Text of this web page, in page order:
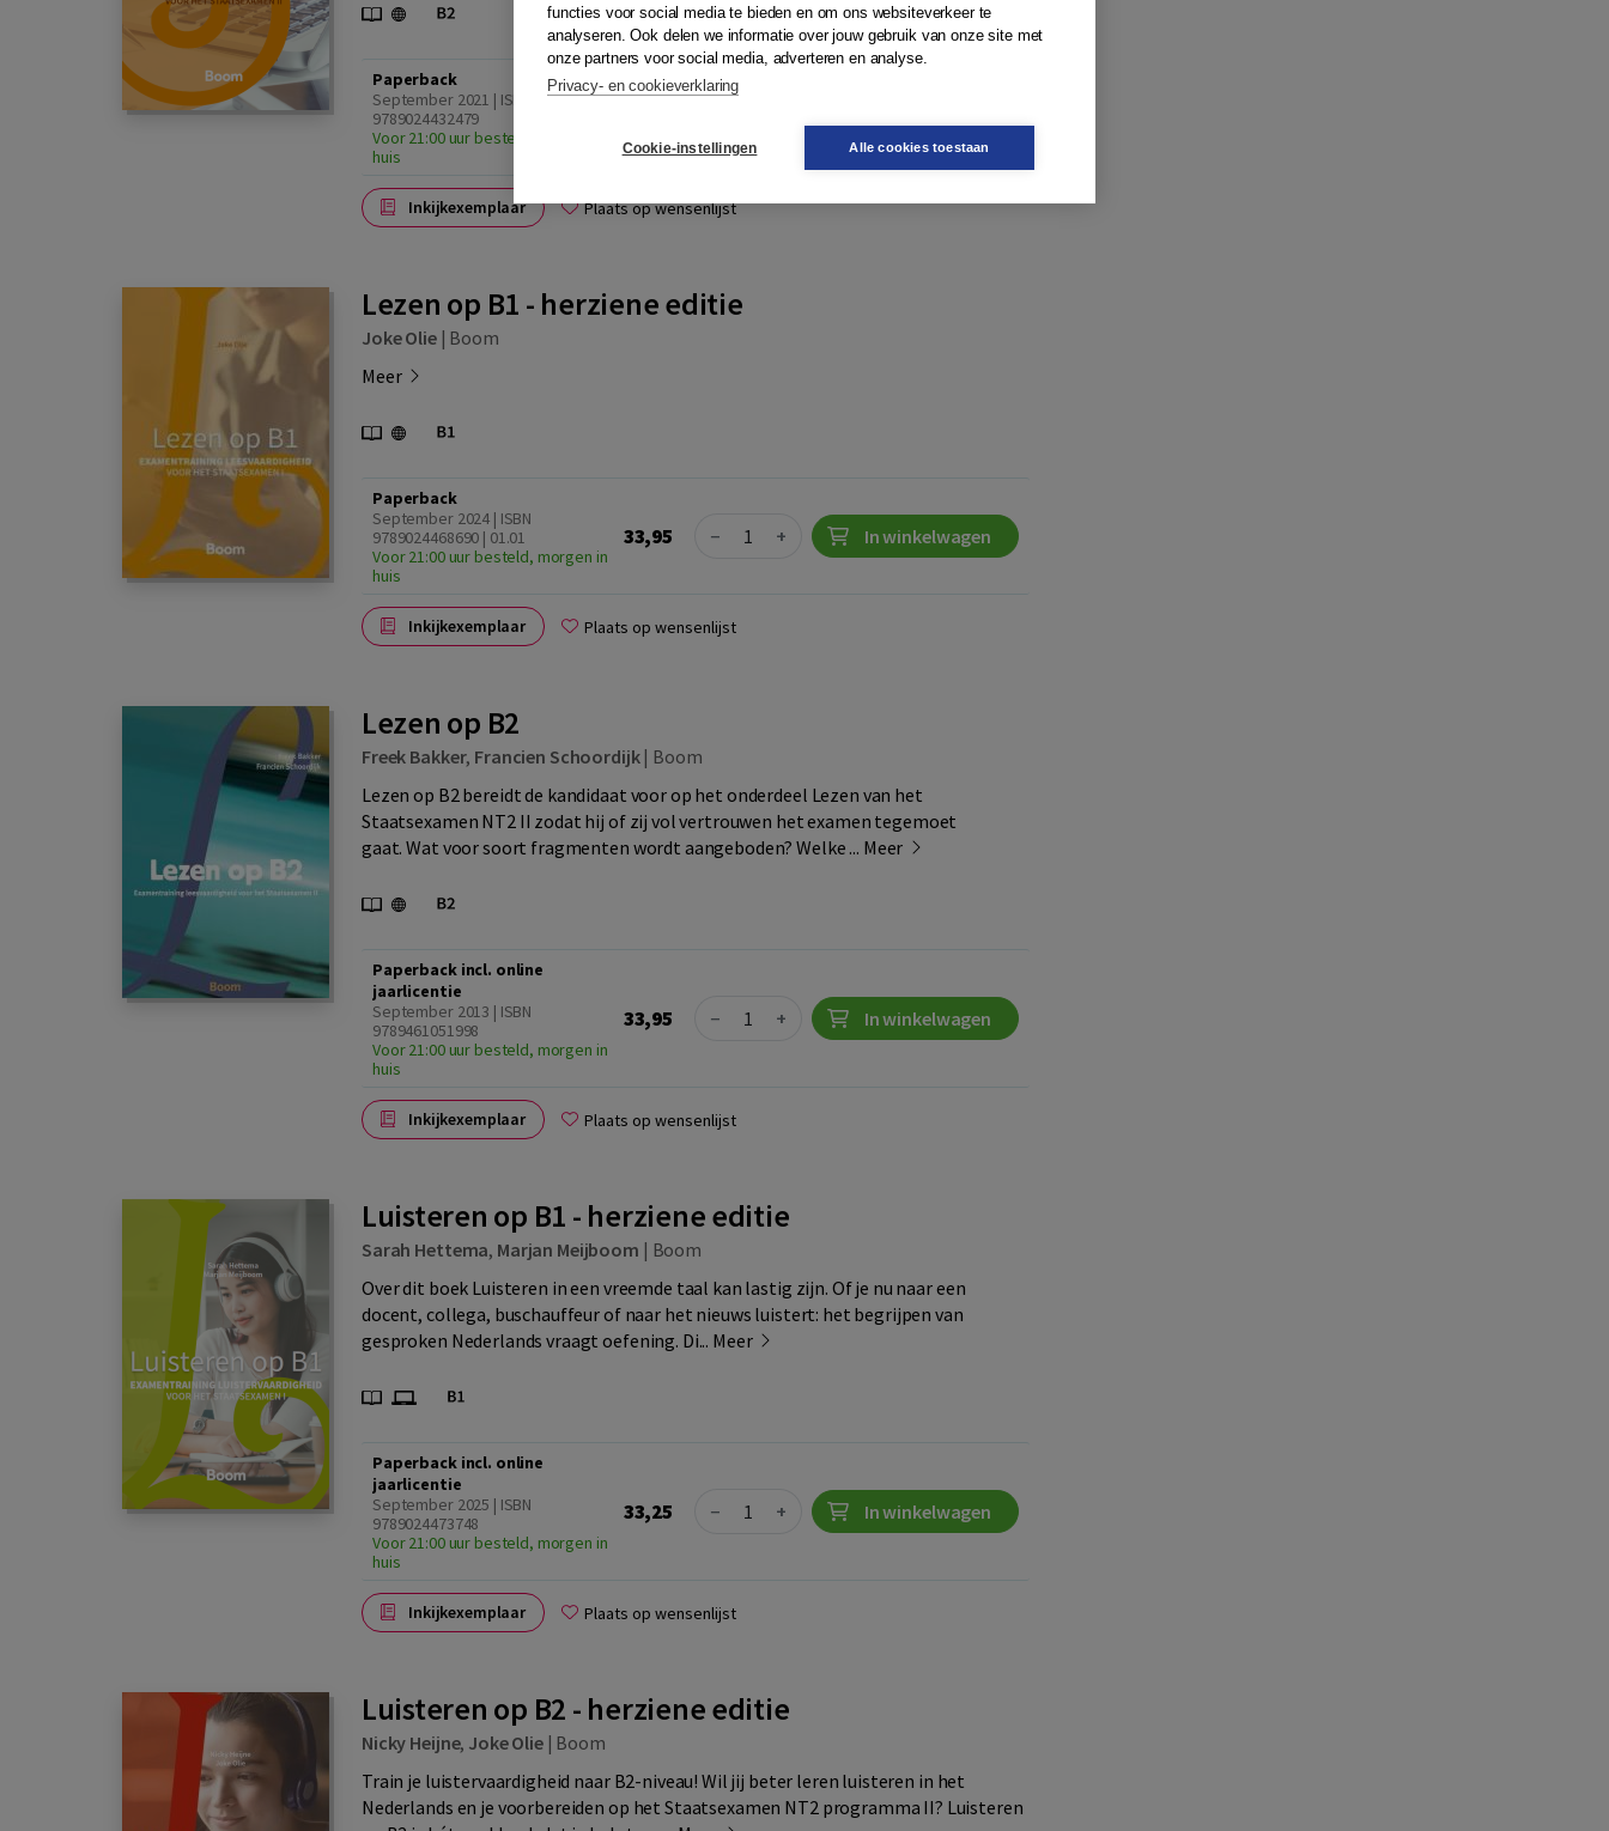
Paperback
September 2021 | ISBN
9789024432479
Voor 21:00 uur besteld, morgen in
huis
Inkijkexemplaar Plaats op wensenlijst
Lezen op B1 - herziene editie
Joke Olie| Boom
Meer
Paperback
September 2024 | ISBN
9789024468690 | 01.01
Voor 21:00 uur besteld, morgen in
huis
33,95 Quantity
− + In winkelwagen
Inkijkexemplaar Plaats op wensenlijst
Lezen op B2
Freek Bakker, Francien Schoordijk| Boom
Lezen op B2 bereidt de kandidaat voor op het onderdeel Lezen van het
Staatsexamen NT2 II zodat hij of zij vol vertrouwen het examen tegemoet
gaat. Wat voor soort fragmenten wordt aangeboden? Welke ... Meer
Paperback incl. online
jaarlicentie
September 2013 | ISBN
9789461051998
Voor 21:00 uur besteld, morgen in
huis
33,95 Quantity
− + In winkelwagen
Inkijkexemplaar Plaats op wensenlijst
Luisteren op B1 - herziene editie
Sarah Hettema, Marjan Meijboom | Boom
Over dit boek Luisteren in een vreemde taal kan lastig zijn. Of je nu naar een
docent, collega, buschauffeur of naar het nieuws luistert: het begrijpen van
gesproken Nederlands vraagt oefening. Di... Meer
Paperback incl. online
jaarlicentie
September 2025 | ISBN
9789024473748
Voor 21:00 uur besteld, morgen in
huis
33,25 Quantity
− + In winkelwagen
Inkijkexemplaar Plaats op wensenlijst
Luisteren op B2 - herziene editie
Nicky Heijne, Joke Olie| Boom
Train je luistervaardigheid naar B2-niveau! Wil jij beter leren luisteren in het
Nederlands en je voorbereiden op het Staatsexamen NT2 programma II? Luisteren
functies voor social media te bieden en om ons websiteverkeer te
analyseren. Ook delen we informatie over jouw gebruik van onze site met
onze partners voor social media, adverteren en analyse.
Privacy- en cookieverklaring
Cookie-instellingen Alle cookies toestaan